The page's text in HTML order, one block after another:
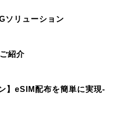
ソリューション
紹介
】eSIM配布を簡単に実現-